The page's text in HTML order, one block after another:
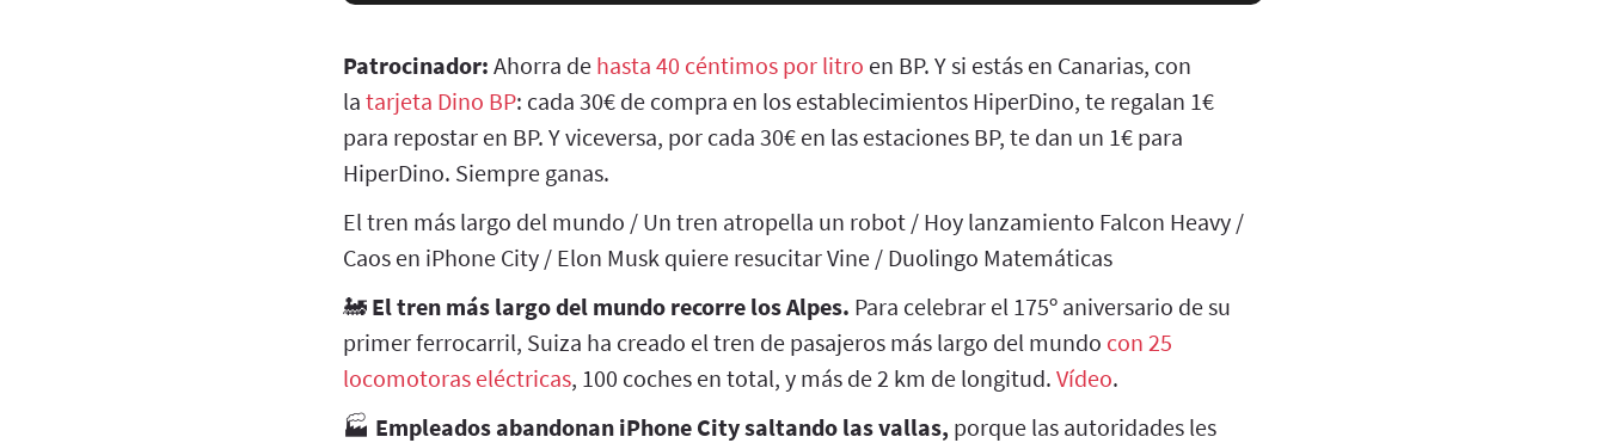
Patrocinador: Ahorra de hasta 40 céntimos por litro en BP. Y si estás en Canarias, con
la tarjeta Dino BP: cada 30€ de compra en los establecimientos HiperDino, te regalan 1€
para repostar en BP. Y viceversa, por cada 30€ en las estaciones BP, te dan un 1€ para
HiperDino. Siempre ganas.
El tren más largo del mundo / Un tren atropella un robot / Hoy lanzamiento Falcon Heavy /
Caos en iPhone City / Elon Musk quiere resucitar Vine / Duolingo Matemáticas
🚂 El tren más largo del mundo recorre los Alpes. Para celebrar el 175º aniversario de su
primer ferrocarril, Suiza ha creado el tren de pasajeros más largo del mundo con 25
locomotoras eléctricas, 100 coches en total, y más de 2 km de longitud. Vídeo.
🏭 Empleados abandonan iPhone City saltando las vallas, porque las autoridades les